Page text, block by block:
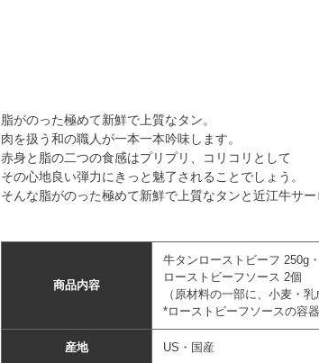
脂がのった極めて新鮮で上質なタン。
肉を扱う和の職人が一本一本吟味します。
赤身と脂の二つの食感はプリプリ、コリコリとして
その心地良い弾力にきっと魅了されることでしょう。
そんな脂がのった極めて新鮮で上質なタンと近江牛サ
商品内容
牛タンローストビーフ 250g
ローストビーフソース 2個
（原材料の一部に、小麦・
*ローストビーフソースの容
産地 US・国産